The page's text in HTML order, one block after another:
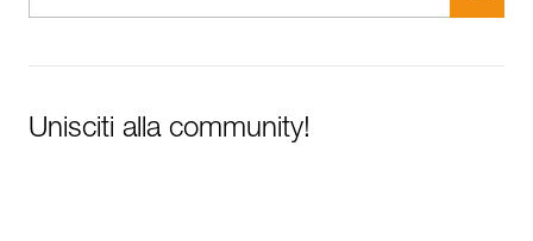
Unisciti alla community!